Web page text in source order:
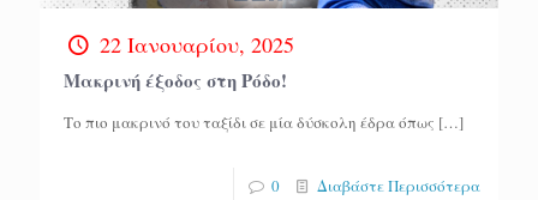
22 Ιανουαρίου, 2025
Μακρινή έξοδος στη Ρόδο!
Το πιο μακρινό του ταξίδι σε μία δύσκολη έδρα όπως […]
0 Διαβάστε Περισσότερα